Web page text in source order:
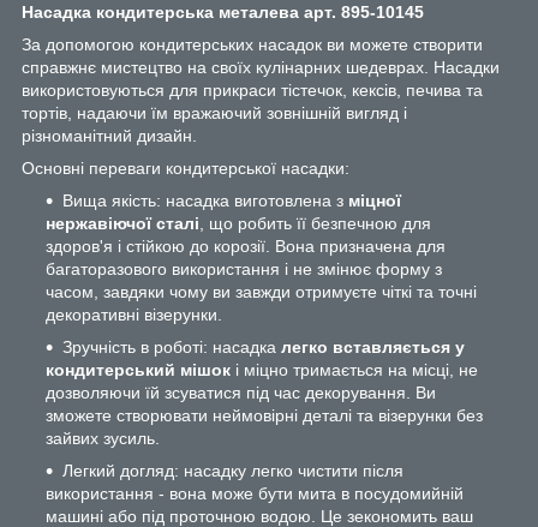
Насадка кондитерська металева арт. 895-10145
За допомогою кондитерських насадок ви можете створити
справжнє мистецтво на своїх кулінарних шедеврах. Насадки
використовуються для прикраси тістечок, кексів, печива та
тортів, надаючи їм вражаючий зовнішній вигляд і
різноманітний дизайн.
Основні переваги кондитерської насадки:
Вища якість: насадка виготовлена з міцної
нержавіючої сталі , що робить її безпечною для
здоров'я і стійкою до корозії. Вона призначена для
багаторазового використання і не змінює форму з
часом, завдяки чому ви завжди отримуєте чіткі та точні
декоративні візерунки.
Зручність в роботі: насадка легко вставляється у
кондитерський мішок і міцно тримається на місці, не
дозволяючи їй зсуватися під час декорування. Ви
зможете створювати неймовірні деталі та візерунки без
зайвих зусиль.
Легкий догляд: насадку легко чистити після
використання - вона може бути мита в посудомийній
машині або під проточною водою. Це зекономить ваш